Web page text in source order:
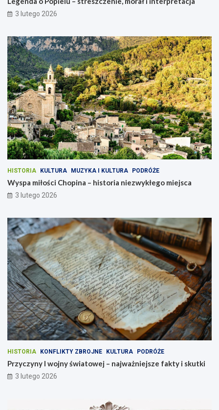
3 lutego 2026
HISTORIA KULTURA MUZYKA I KULTURA PODRÓŻE
Wyspa miłości Chopina – historia niezwykłego miejsca
3 lutego 2026
HISTORIA KONFLIKTY ZBROJNE KULTURA PODRÓŻE
Przyczyny I wojny światowej – najważniejsze fakty i skutki
3 lutego 2026